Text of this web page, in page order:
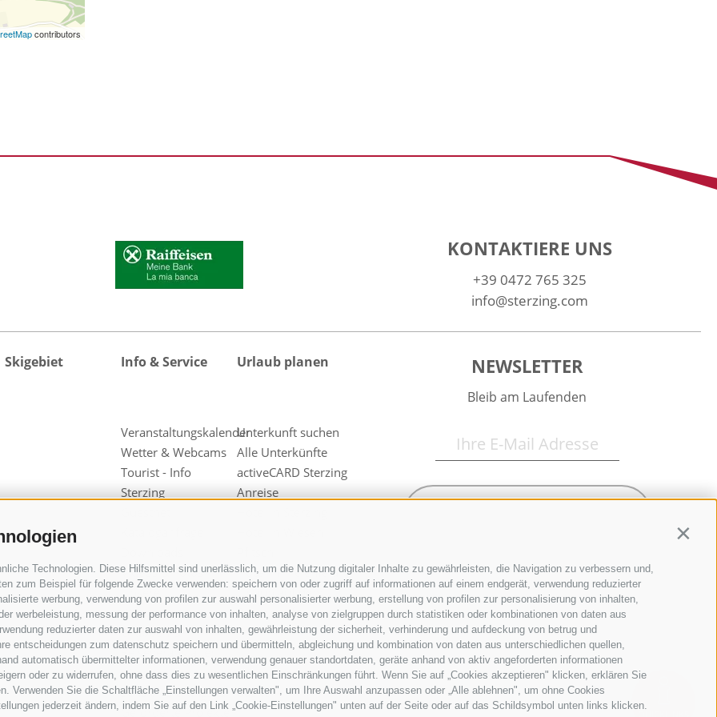
Technologien. Diese Hilfsmittel sind unerlässlich, um die Nutzung digitaler Inhalte zu gewährleisten, die Navigation zu verbessern und,
zum Beispiel für folgende Zwecke verwenden: speichern von oder zugriff auf informationen auf einem endgerät, verwendung reduzierter
werbung, verwendung von profilen zur auswahl personalisierter werbung, erstellung von profilen zur personalisierung von inhalten,
werbeleistung, messung der performance von inhalten, analyse von zielgruppen durch statistiken oder kombinationen von daten aus
reduzierter daten zur auswahl von inhalten, gewährleistung der sicherheit, verhinderung und aufdeckung von betrug und
entscheidungen zum datenschutz speichern und übermitteln, abgleichung und kombination von daten aus unterschiedlichen quellen,
automatisch übermittelter informationen, verwendung genauer standortdaten, geräte anhand von aktiv angeforderten informationen
oder zu widerrufen, ohne dass dies zu wesentlichen Einschränkungen führt. Wenn Sie auf „Cookies akzeptieren" klicken, erklären Sie
Verwenden Sie die Schaltfläche „Einstellungen verwalten", um Ihre Auswahl anzupassen oder „Alle ablehnen", um ohne Cookies
jederzeit ändern, indem Sie auf den Link „Cookie-Einstellungen" unten auf der Seite oder auf das Schildsymbol unten links klicken.
contributors
KONTAKTIERE UNS
+39 0472 765 325
info@sterzing.com
Skigebiet Info & Service
Veranstaltungskalender
Wetter & Webcams
Tourist - Info
Sterzing
Videos & Fotos
Unsere
Werbepartner
Gruppen &
Reiseveranstalter
Wipptal
Sensibilisierungskampagne
Geförderte Projekte
Urlaub planen
Unterkunft suchen
Alle Unterkünfte
activeCARD Sterzing
Anreise
Hotel in Freienfeld
Urlaub auf dem
Bauernhof
NEWSLETTER
Bleib am Laufenden